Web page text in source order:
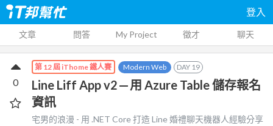
登入
文章 問答 My Project 徵才 聊天
第 12 屆 iThome 鐵人賽 Modern Web DAY 19
Line Liff App v2 — 用 Azure Table 儲存報名
資訊
宅男的浪漫 - 用 .NET Core 打造 Line 婚禮聊天機器人經驗分享
0